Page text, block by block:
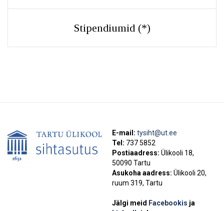
Stipendiumid (*)
E-mail: tysiht@ut.ee
Tel: 737 5852
Postiaadress: Ülikooli 18,
50090 Tartu
Asukoha aadress: Ülikooli 20,
ruum 319, Tartu
Jälgi meid Facebookis ja